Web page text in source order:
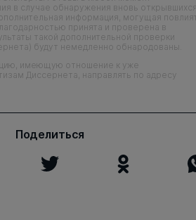
в случае обнаружения вновь
информация, могущая
принята и проверена в
такой дополнительной проверки
будут немедленно обнародованы.
имеющую отношение к уже
Диссернета, направлять по адресу
Поделиться